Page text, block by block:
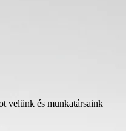
velünk és munkatársaink